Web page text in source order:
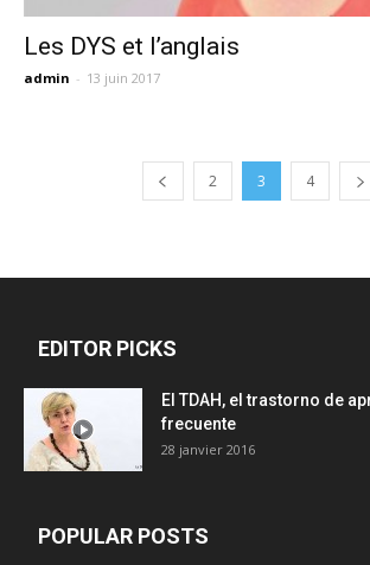
Les DYS et l’anglais
admin - 13 juin 2017
2 3 4
EDITOR PICKS
El TDAH, el trastorno de
frecuente
28 janvier 2016
POPULAR POSTS